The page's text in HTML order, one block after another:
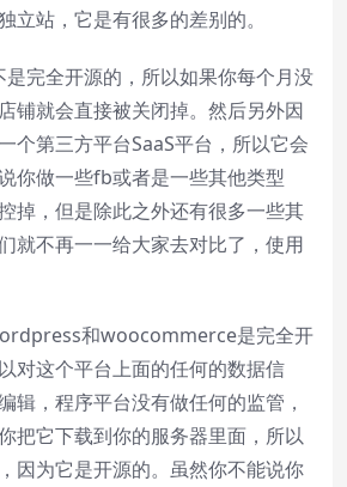
Transparency
Size
Style
Dialog
window.
立站，它是有很多的差别的。
完全开源的，所以如果你每个月没
铺就会直接被关闭掉。然后另外因
个第三方平台SaaS平台，所以它会
你做一些fb或者是一些其他类型
掉，但是除此之外还有很多一些其
就不再一一给大家去对比了，使用
和woocommerce是完全开
对这个平台上面的任何的数据信
辑，程序平台没有做任何的监管，
把它下载到你的服务器里面，所以
因为它是开源的。虽然你不能说你